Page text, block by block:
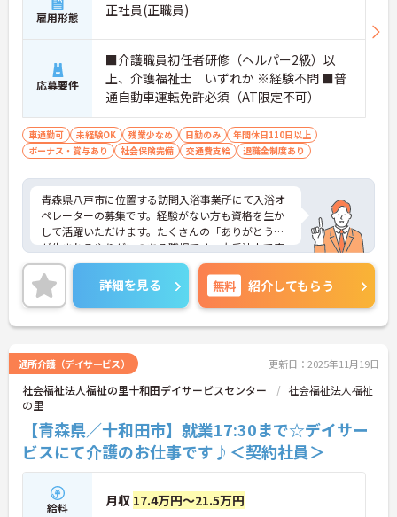
雇用形態 正社員(正職員)
応募要件
■介護職員初任者研修（ヘルパー2級）以
上、介護福祉士 いずれか ※経験不問 ■普
通自動車運転免許必須（AT限定不可）
車通勤可 未経験OK 残業少なめ 日勤のみ
年間休日110日以上
ボーナス・賞与あり
社会保険完備 交通費支給 退職金制度あり
青森県八戸市に位置する訪問入浴事業所にて入浴オ
ペレーターの募集です。経験がない方も資格を生か
して活躍いただけます。たくさんの「ありがとう」
が生まれるやりがいのある職場です。大手法人で安
定感もよく、福利厚生等の待遇面の良さも魅力で
す。研修制度も充実しており、スキルアップも目指
せます。
ご興味ある方には、面接対策ポイントなど、さらに
詳細をお話しいたしますのでお気軽にご相談くださ
詳細を見る 無料 紹介してもらう
通所介護（デイサービス） 更新日：2025年11月19日
社会福祉法人福祉の里十和田デイサービスセンター
社会福祉法人福祉
の里
【青森県／十和田市】就業17:30まで☆デイサー
ビスにて介護のお仕事です♪＜契約社員＞
給料 月収 17.4万円～21.5万円